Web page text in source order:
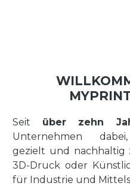
Seit über zehn
Unternehmen
gezielt und nachhaltig
3D-Druck oder
für Industrie und